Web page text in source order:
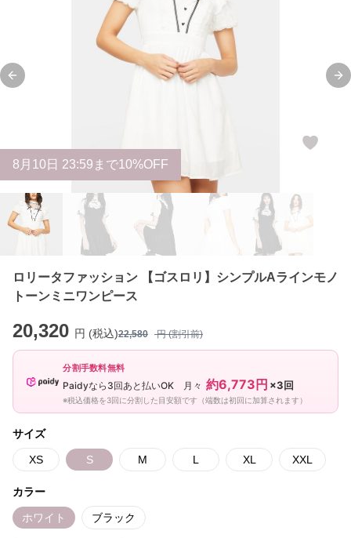
Previous slide
8 月 10 日 23:59まで10%OFF
ロリータファッション 【ゴスロリ】シンプルAラインモノ
トーンミニワンピース
20,320 円 (税込)22,580 円 (割引前)
分割手数料無料
Paidyなら3回あと払いOK 月々 約6,773円 ×3回
※税込価格を3回に分割した目安額です（端数は初回に加算されます）
サイズ
XS S M L XL XXL
カラー
ホワイト ブラック